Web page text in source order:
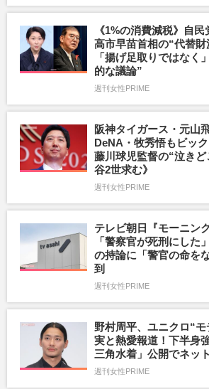
《1%の消費減税》自民
高市早苗首相の“代替
「揚げ足取りではなく
的な議論”
週刊女性PRIME
阪神タイガース・元山
DeNA・牧秀悟もビッ
藤川球児監督の“泣き
谷2世求む》
週刊女性PRIME
テレビ朝日『モーニン
「警察官が死刑にした
の持論に「警官の命を
到
週刊女性PRIME
野村周平、ユニクロ“
実と熱愛報道！下半身
三角水着」公開でネッ
週刊女性PRIME